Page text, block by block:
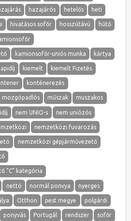
hazajárós hetelős heti
hivatásos sofőr hosszútávú hűtő
kamionsofőr-uniós munka kártya
kiemelt kiemelt Fizetés
konténerezés
mozgópadlós műszak muszakos
nem UNIO-s nem uniózós
nemzetközi fuvarozás
nemzetközi gépjárművezető
"C" kategória
nettó normál ponvya nyerges
Otthon pest megye polgárdi
ponyvás Portugál rendszer sofőr